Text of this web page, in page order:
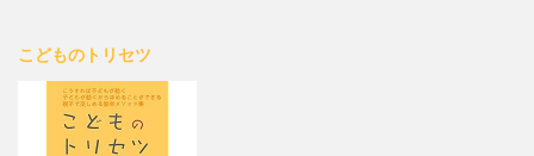
こどものトリセツ